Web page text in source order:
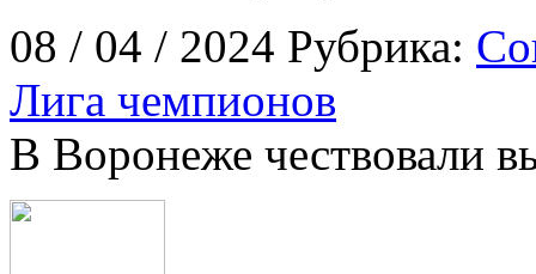
08 / 04 / 2024 Рубрика:
Лига чемпионов
В Воронеже чествовали